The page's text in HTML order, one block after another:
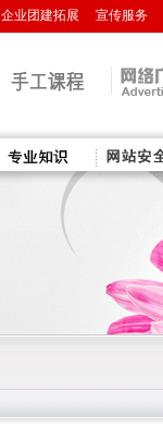
企业团建拓展 宣传服务